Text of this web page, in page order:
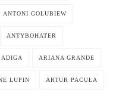
ANTONI GOŁUBIEW
ANTYBOHATER
ARIANA GRANDE
LUPIN ARTUR PACUŁA